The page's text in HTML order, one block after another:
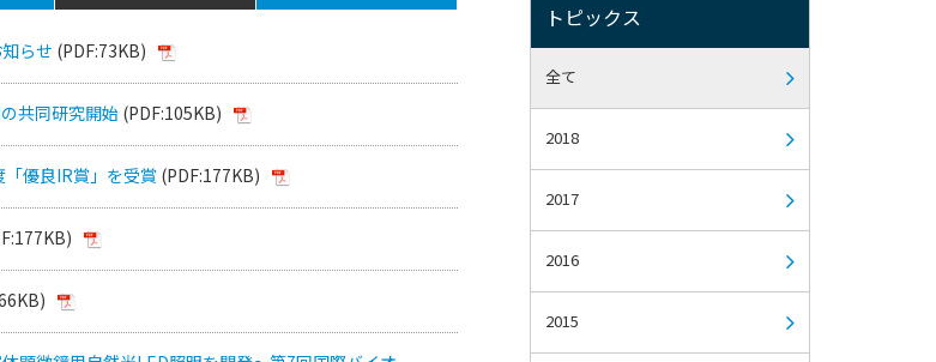
らせ (PDF:73KB)
共同研究開始 (PDF:105KB)
優良IR賞」を受賞 (PDF:177KB)
トピックス
全て
2018
2017
2016
2015